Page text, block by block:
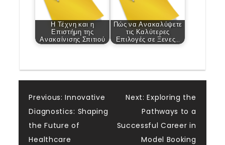
Η Τέχνη και η
Επιστήμη της
Ανακαίνισης Σπιτιού
Πώς να Ανακαλύψετε
τις Καλύτερες
Επιλογές σε Ξενες…
Post
navigation
Previous: Innovative
Diagnostics: Shaping
the Future of
Healthcare
Next: Exploring the
Pathways to a
Successful Career in
Model Booking